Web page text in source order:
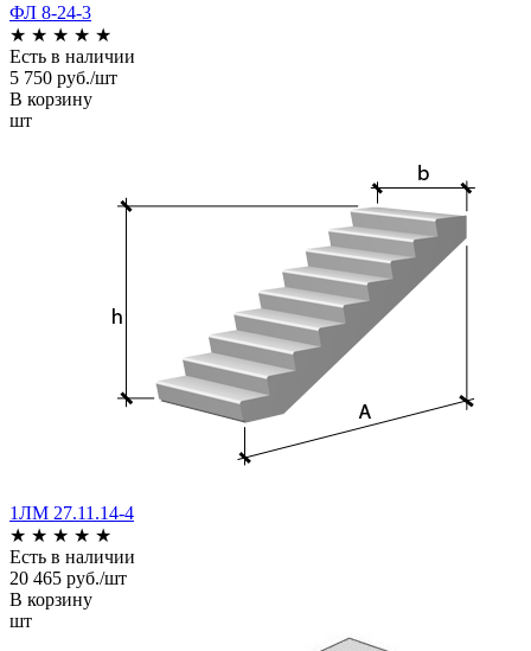
ФЛ 8-24-3
★ ★ ★ ★ ★
Есть в наличии
5 750 руб./шт
В корзину
шт
1ЛМ 27.11.14-4
★ ★ ★ ★ ★
Есть в наличии
20 465 руб./шт
В корзину
шт